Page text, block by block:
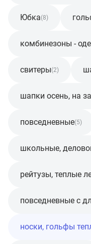
Юбка(8)
комбинезоны -
свитеры(2)
шапки осень, на
повседневные(5)
школьные,
рейтузы, теплые
повседневные с
носки, гольфы